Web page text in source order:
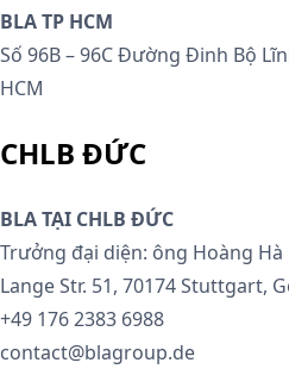
BLA TP HCM
Số 96B – 96C Đường Đinh Bộ
HCM
CHLB ĐỨC
BLA TẠI CHLB ĐỨC
Trưởng đại diện: ông Hoàng Hà
Lange Str. 51, 70174 Stuttgart,
+49 176 2383 6988
contact@blagroup.de